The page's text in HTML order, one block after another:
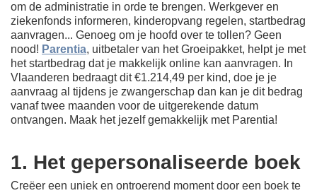
om de administratie in orde te brengen. Werkgever en
ziekenfonds informeren, kinderopvang regelen, startbedrag
aanvragen... Genoeg om je hoofd over te tollen? Geen
nood! Parentia, uitbetaler van het Groeipakket, helpt je met
het startbedrag dat je makkelijk online kan aanvragen. In
Vlaanderen bedraagt dit €1.214,49 per kind, doe je je
aanvraag al tijdens je zwangerschap dan kan je dit bedrag
vanaf twee maanden voor de uitgerekende datum
ontvangen. Maak het jezelf gemakkelijk met Parentia!
1. Het gepersonaliseerde boek
Creëer een uniek en ontroerend moment door een boek te